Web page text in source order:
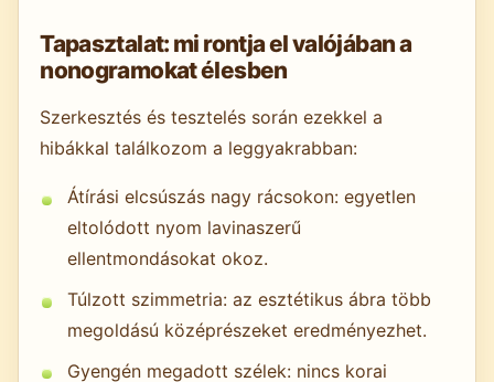
Tapasztalat: mi rontja el valójában a
nonogramokat élesben
Szerkesztés és tesztelés során ezekkel a
hibákkal találkozom a leggyakrabban:
Átírási elcsúszás nagy rácsokon: egyetlen
eltolódott nyom lavinaszerű
ellentmondásokat okoz.
Túlzott szimmetria: az esztétikus ábra több
megoldású középrészeket eredményezhet.
Gyengén megadott szélek: nincs korai